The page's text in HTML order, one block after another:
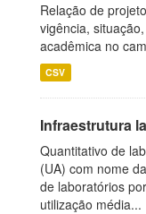
Relação de
vigência,
acadêmica no
CSV
Infraestrutura
Quantitativo de
(UA) com nome
de laboratórios
utilização média...